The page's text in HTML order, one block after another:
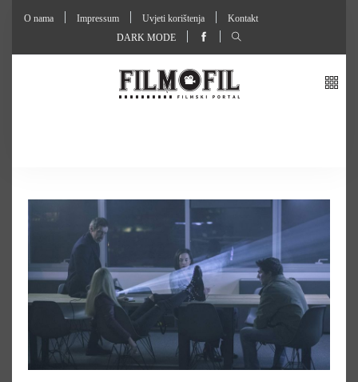
O nama Impressum Uvjeti korištenja
Kontakt
DARK MODE